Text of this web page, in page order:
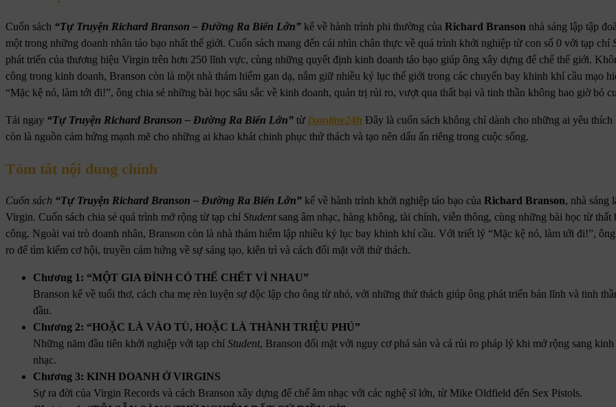
Cuốn sách “Tự Truyện Richard Branson – Đường Ra Biển Lớn” kể về hành trình phi thường của Richard Branson nhà sáng lập tập
một trong những doanh nhân táo bạo nhất thế giới. Cuốn sách mang đến cái nhìn chân thực về quá trình khởi nghiệp từ con số 0 với tạp chí
phát triển của thương hiệu Virgin trên hơn 250 lĩnh vực, cùng những quyết định kinh doanh táo bạo giúp ông xây dựng đế chế thế giới.
công trong kinh doanh, Branson còn là một nhà thám hiểm gan dạ, nắm giữ nhiều kỷ lục thế giới trong các chuyến bay khinh khí cầu mạo
“Mặc kệ nó, làm tới đi!”, ông chia sẻ những bài học sâu sắc về kinh doanh, quản trị rủi ro, vượt qua thất bại và tinh thần không bao giờ bỏ
Tải ngay “Tự Truyện Richard Branson – Đường Ra Biển Lớn” từ fxonline24h Đây là cuốn sách không chỉ dành cho những ai yêu thích
còn là nguồn cảm hứng mạnh mẽ cho những ai khao khát chinh phục thử thách và tạo nên dấu ấn riêng trong cuộc sống.
Tóm tắt nội dung chính
Cuốn sách “Tự Truyện Richard Branson – Đường Ra Biển Lớn” kể về hành trình khởi nghiệp táo bạo của Richard Branson, nhà sáng
Virgin. Cuốn sách chia sẻ quá trình mở rộng từ tạp chí Studentsang âm nhạc, hàng không, tài chính, viễn thông, cùng những bài học từ thất
công. Ngoài vai trò doanh nhân, Branson còn là nhà thám hiểm lập nhiều kỷ lục bay khinh khí cầu. Với triết lý “Mặc kệ nó, làm tới đi!”,
ro để tìm kiếm cơ hội, truyền cảm hứng về sự sáng tạo, kiên trì và cách đối mặt với thử thách.
Chương 1: “MỘT GIA ĐÌNH CÓ THỂ CHẾT VÌ NHAU”
Branson kể về tuổi thơ, cách cha mẹ rèn luyện sự độc lập cho ông từ nhỏ, với những thử thách giúp ông phát triển bản lĩnh và tinh
đầu.
Chương 2: “HOẶC LÀ VÀO TÙ, HOẶC LÀ THÀNH TRIỆU PHÚ”
Những năm đầu tiên khởi nghiệp với tạp chí Student, Branson đối mặt với nguy cơ phá sản và cả rủi ro pháp lý khi mở rộng sang kinh
nhạc.
Chương 3: KINH DOANH Ở VIRGINS
Sự ra đời của Virgin Records và cách Branson xây dựng đế chế âm nhạc với các nghệ sĩ lớn, từ Mike Oldfield đến Sex Pistols.